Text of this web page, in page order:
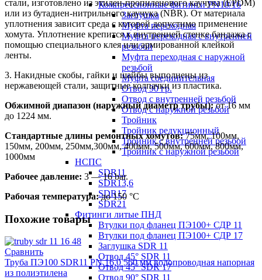
Компрессионные фитинги PN10/16
Заглушка
Муфта переходная
Муфта переходная с внутренней
резьбой
Муфта переходная с наружной
резьбой
Муфта соединительная
Отвод 90 гр.
Отвод с внутренней резьбой
Отвод с наружной резьбой
Тройник
Тройник редукционный
Тройник с внутренней резьбой
Тройник с наружной резьбой
НСПС
SDR11
SDR13,6
SDR17
SDR21
Фитинги литые ПНД
Втулки под фланец ПЭ100+ СДР 11
Втулки под фланец ПЭ100+ СДР 17
Заглушка SDR 11
Отвод 45° SDR 11
Отвод 45° SDR 17
Отвод 90° SDR 11
стали, изготовлено из этилен-пропиленового каучука (EPDM)
или из бутадиен-нитрильного каучука (NBR). От материала
уплотнения зависит среда с которой допустимо применение
хомута. Уплотнение крепится к внутренней стенке бандажа с
помощью специального клея или армированной клейкой
ленты.
3. Накидные скобы, гайки и шайбы выполнены из
нержавеющей стали, защитные колпачки из пластика.
Обжимной диапазон (наружный диаметр трубы):от 16 мм
до 1224 мм.
Стандартные длины ремонтных хомутов:75мм, 100мм,
150мм, 200мм, 250мм,300мм, 400мм, 500мм, 600мм, 800мм,
1000мм
Рабочее давление: 3 — 16 bar.
Рабочая температура:до 150 °С
Похожие товары
Сравнить
Труба ПЭ100 SDR11 PN 16,0 560 мм водопроводная напорная
из полиэтилена